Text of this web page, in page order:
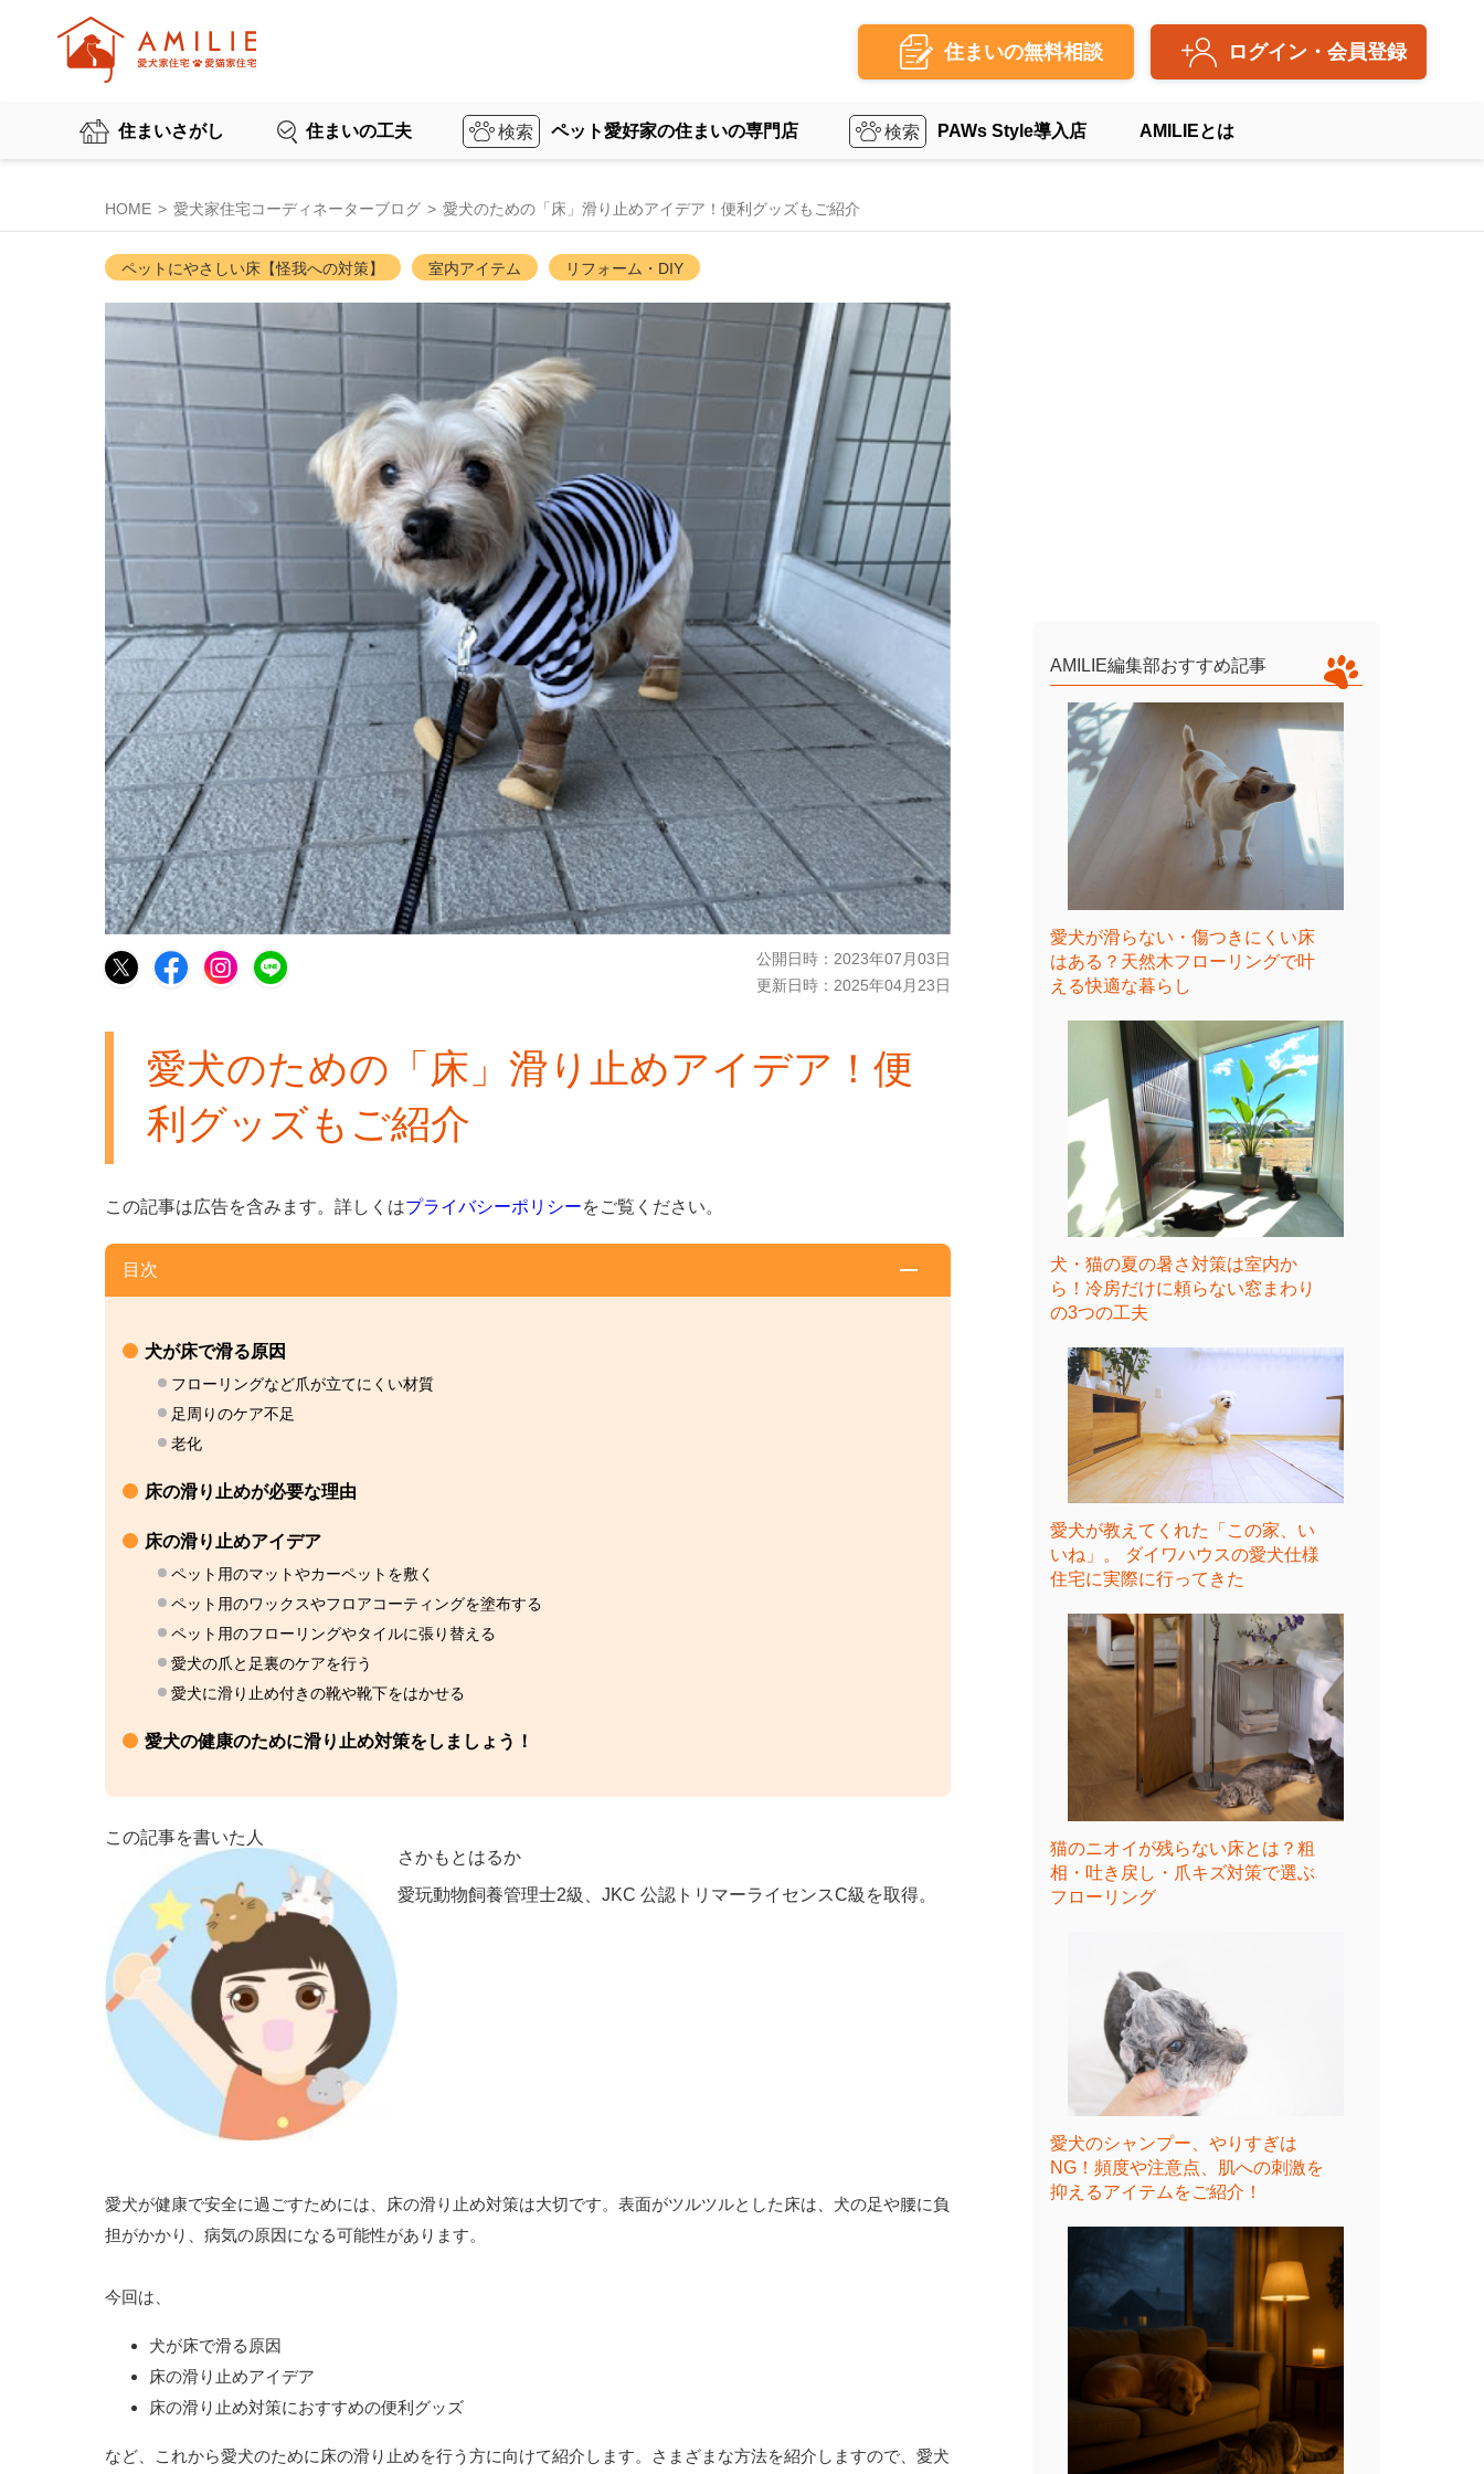
住まいの無料相談 ログイン・会員登録
住まいさがし 住まいの工夫 ペット愛好家の住まいの専門店 PAWs Style導入店 AMILIEとは
HOME 愛犬家住宅コーディネーターブログ 愛犬のための「床」滑り止めアイデア！便利グッズもご紹介
ペットにやさしい床【怪我への対策】 室内アイテム リフォーム・DIY
公開日時： 2023年07月03日
更新日時： 2025年04月23日
愛犬のための「床」滑り止めアイデア！便
利グッズもご紹介
この記事は広告を含みます。 詳しくはプライバシーポリシーをご覧ください。
目次
犬が床で滑る原因
フローリングなど爪が立てにくい材質
足周りのケア不足
老化
床の滑り止めが必要な理由
床の滑り止めアイデア
ペット用のマットやカーペットを敷く
ペット用のワックスやフロアコーティングを塗布する
ペット用のフローリングやタイルに張り替える
愛犬の爪と足裏のケアを行う
愛犬に滑り止め付きの靴や靴下をはかせる
愛犬の健康のために滑り止め対策をしましょう！
この記事を書いた人
さかもとはるか
愛玩動物飼養管理士2級、JKC 公認トリマーライセンスC級を取得。
愛犬が健康で安全に過ごすためには、床の滑り止め対策は大切です。表面がツルツルとした床は、犬の足や腰に負
担がかかり、病気の原因になる可能性があります。
今回は、
犬が床で滑る原因
床の滑り止めアイデア
床の滑り止め対策におすすめの便利グッズ
など、これから愛犬のために床の滑り止めを行う方に向けて紹介します。さまざまな方法を紹介しますので、愛犬
AMILIE編集部おすすめ記事
愛犬が滑らない・傷つきにくい床
はある？天然木フローリングで叶
える快適な暮らし
犬・猫の夏の暑さ対策は室内か
ら！冷房だけに頼らない窓まわり
の3つの工夫
愛犬が教えてくれた「この家、い
いね」。 ダイワハウスの愛犬仕様
住宅に実際に行ってきた
猫のニオイが残らない床とは？粗
相・吐き戻し・爪キズ対策で選ぶ
フローリング
愛犬のシャンプー、やりすぎは
NG！頻度や注意点、肌への刺激を
抑えるアイテムをご紹介！